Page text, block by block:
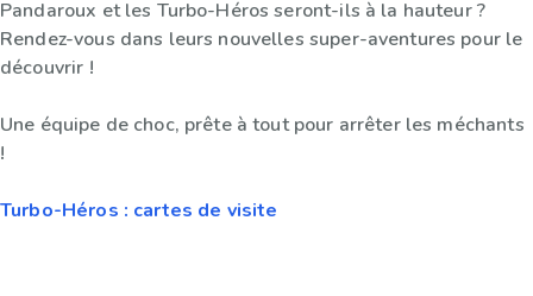
Pandaroux et les Turbo-Héros seront-ils à la hauteur ?
Rendez-vous dans leurs nouvelles super-aventures pour le
découvrir !
Une équipe de choc, prête à tout pour arrêter les méchants
!
Turbo-Héros : cartes de visite